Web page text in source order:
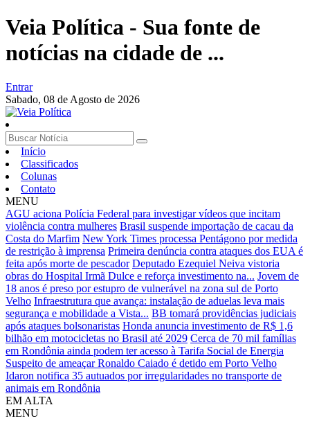
Veia Política - Sua fonte de
notícias na cidade de ...
Entrar
Sabado, 08 de Agosto de 2026
Início
Classificados
Colunas
Contato
MENU
AGU aciona Polícia Federal para investigar vídeos que incitam
violência contra mulheres Brasil suspende importação de cacau da
Costa do Marfim New York Times processa Pentágono por medida
de restrição à imprensa Primeira denúncia contra ataques dos EUA é
feita após morte de pescador Deputado Ezequiel Neiva vistoria
obras do Hospital Irmã Dulce e reforça investimento na... Jovem de
18 anos é preso por estupro de vulnerável na zona sul de Porto
Velho Infraestrutura que avança: instalação de aduelas leva mais
segurança e mobilidade a Vista... BB tomará providências judiciais
após ataques bolsonaristas Honda anuncia investimento de R$ 1,6
bilhão em motocicletas no Brasil até 2029 Cerca de 70 mil famílias
em Rondônia ainda podem ter acesso à Tarifa Social de Energia
Suspeito de ameaçar Ronaldo Caiado é detido em Porto Velho
Idaron notifica 35 autuados por irregularidades no transporte de
animais em Rondônia
EM ALTA
MENU